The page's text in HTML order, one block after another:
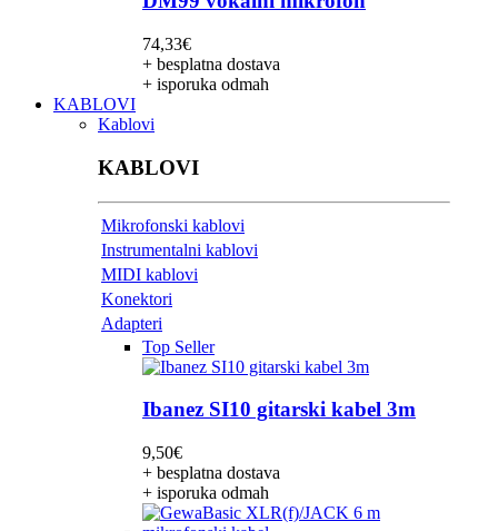
74,33€
+ besplatna dostava
+ isporuka odmah
KABLOVI
Kablovi
KABLOVI
Mikrofonski kablovi
Instrumentalni kablovi
MIDI kablovi
Konektori
Adapteri
Top Seller
Ibanez SI10 gitarski kabel 3m
9,50€
+ besplatna dostava
+ isporuka odmah